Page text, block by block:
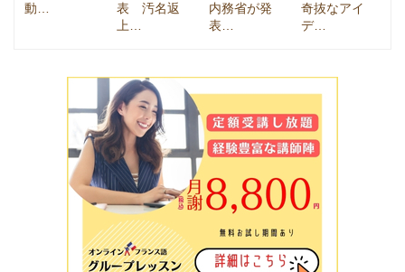
動…
表 汚名返
上…
内務省が発
表…
奇抜なアイ
デ…